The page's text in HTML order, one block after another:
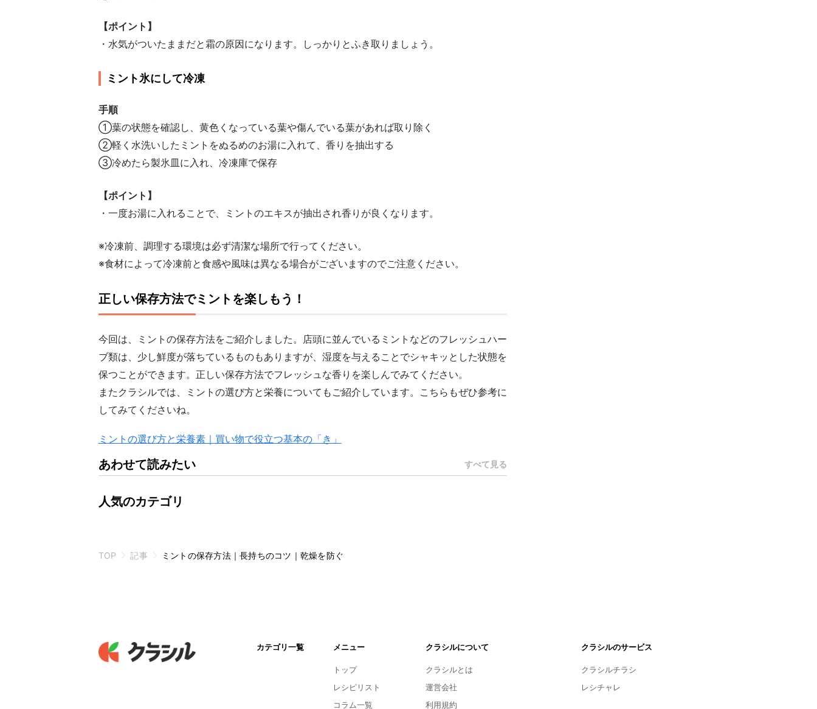
【ポイント】
・水気がついたままだと霜の原因になります。しっかりとふき取りましょう。
ミント氷にして冷凍
手順
①葉の状態を確認し、黄色くなっている葉や傷んでいる葉があれば取り除く
②軽く水洗いしたミントをぬるめのお湯に入れて、香りを抽出する
③冷めたら製氷皿に入れ、冷凍庫で保存
【ポイント】
・一度お湯に入れることで、ミントのエキスが抽出され香りが良くなります。
※冷凍前、調理する環境は必ず清潔な場所で行ってください。
※食材によって冷凍前と食感や風味は異なる場合がございますのでご注意ください。
正しい保存方法でミントを楽しもう！
今回は、ミントの保存方法をご紹介しました。店頭に並んでいるミントなどのフレッシュハー
ブ類は、少し鮮度が落ちているものもありますが、湿度を与えることでシャキッとした状態を
保つことができます。正しい保存方法でフレッシュな香りを楽しんでみてください。
またクラシルでは、ミントの選び方と栄養についてもご紹介しています。こちらもぜひ参考に
してみてくださいね。
ミントの選び方と栄養素｜買い物で役立つ基本の「き」
あわせて読みたい すべて見る
人気のカテゴリ
TOP 記事 ミントの保存方法｜長持ちのコツ｜乾燥を防ぐ
カテゴリ一覧 メニュー
トップ
レシピリスト
コラム一覧
クラシルについて
クラシルとは
運営会社
利用規約
クラシルのサービス
クラシルチラシ
レシチャレ